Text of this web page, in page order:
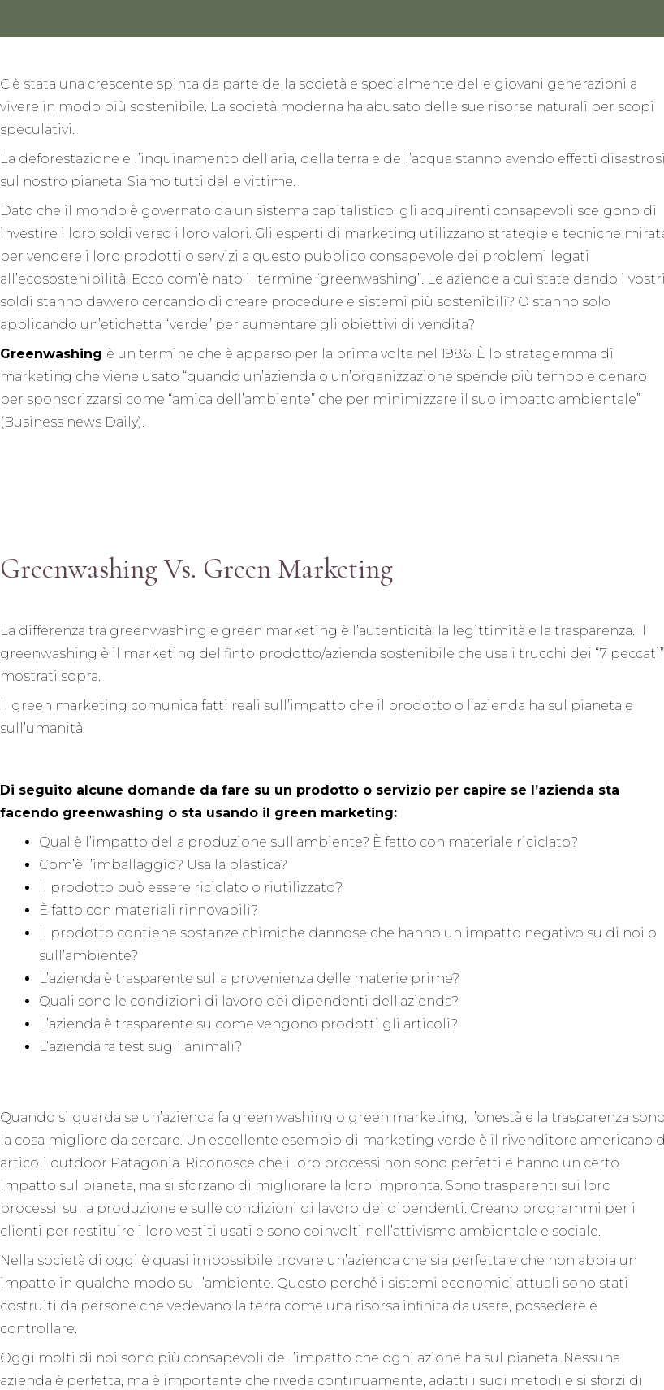
C’è stata una crescente spinta da parte della società e specialmente delle giovani generazioni a
vivere in modo più sostenibile. La società moderna ha abusato delle sue risorse naturali per scopi
speculativi.
La deforestazione e l’inquinamento dell’aria, della terra e dell’acqua stanno avendo effetti disastrosi
sul nostro pianeta. Siamo tutti delle vittime.
Dato che il mondo è governato da un sistema capitalistico, gli acquirenti consapevoli scelgono di
investire i loro soldi verso i loro valori. Gli esperti di marketing utilizzano strategie e tecniche
per vendere i loro prodotti o servizi a questo pubblico consapevole dei problemi legati
all’ecosostenibilità. Ecco com’è nato il termine “greenwashing”. Le aziende a cui state dando i vostri
soldi stanno davvero cercando di creare procedure e sistemi più sostenibili? O stanno solo
applicando un’etichetta “verde” per aumentare gli obiettivi di vendita?
Greenwashing è un termine che è apparso per la prima volta nel 1986. È lo stratagemma di
marketing che viene usato “quando un’azienda o un’organizzazione spende più tempo e denaro
per sponsorizzarsi come “amica dell’ambiente” che per minimizzare il suo impatto ambientale”
(Business news Daily).
Greenwashing Vs. Green Marketing
La differenza tra greenwashing e green marketing è l’autenticità, la legittimità e la trasparenza. Il
greenwashing è il marketing del finto prodotto/azienda sostenibile che usa i trucchi dei “7 peccati”
mostrati sopra.
Il green marketing comunica fatti reali sull’impatto che il prodotto o l’azienda ha sul pianeta e
sull’umanità.
Di seguito alcune domande da fare su un prodotto o servizio per capire se l’azienda sta
facendo greenwashing o sta usando il green marketing:
Qual è l’impatto della produzione sull’ambiente? È fatto con materiale riciclato?
Com’è l’imballaggio? Usa la plastica?
Il prodotto può essere riciclato o riutilizzato?
È fatto con materiali rinnovabili?
Il prodotto contiene sostanze chimiche dannose che hanno un impatto negativo su di noi o
sull’ambiente?
L’azienda è trasparente sulla provenienza delle materie prime?
Quali sono le condizioni di lavoro dei dipendenti dell’azienda?
L’azienda è trasparente su come vengono prodotti gli articoli?
L’azienda fa test sugli animali?
Quando si guarda se un’azienda fa green washing o green marketing, l’onestà e la trasparenza sono
la cosa migliore da cercare. Un eccellente esempio di marketing verde è il rivenditore americano
articoli outdoor Patagonia. Riconosce che i loro processi non sono perfetti e hanno un certo
impatto sul pianeta, ma si sforzano di migliorare la loro impronta. Sono trasparenti sui loro
processi, sulla produzione e sulle condizioni di lavoro dei dipendenti. Creano programmi per i
clienti per restituire i loro vestiti usati e sono coinvolti nell’attivismo ambientale e sociale.
Nella società di oggi è quasi impossibile trovare un’azienda che sia perfetta e che non abbia un
impatto in qualche modo sull’ambiente. Questo perché i sistemi economici attuali sono stati
costruiti da persone che vedevano la terra come una risorsa infinita da usare, possedere e
controllare.
Oggi molti di noi sono più consapevoli dell’impatto che ogni azione ha sul pianeta. Nessuna
azienda è perfetta, ma è importante che riveda continuamente, adatti i suoi metodi e si sforzi di